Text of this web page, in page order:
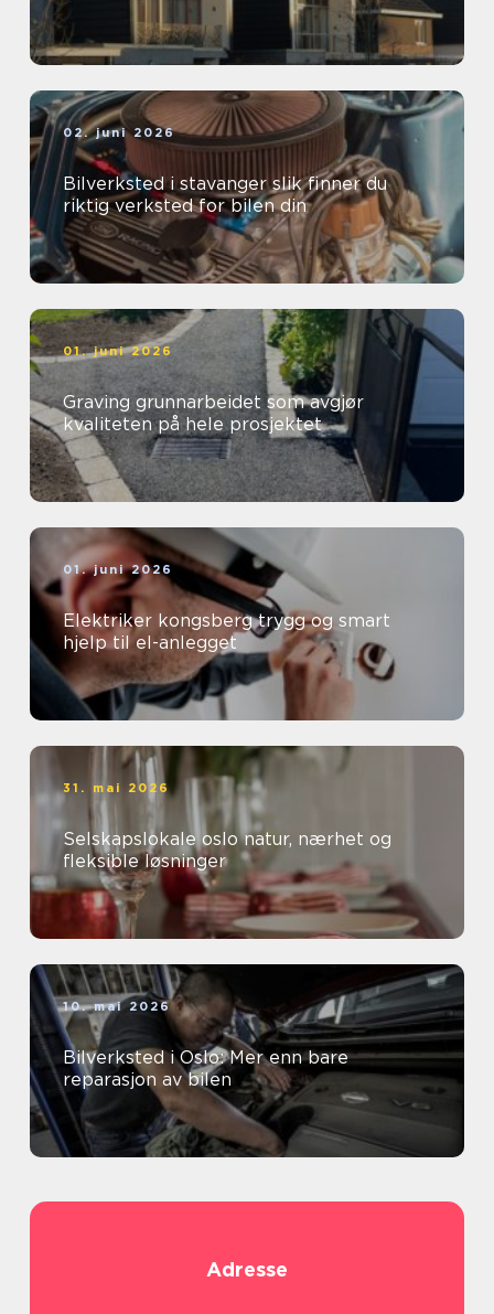
02. juni 2026
Bilverksted i stavanger slik finner du
riktig verksted for bilen din
01. juni 2026
Graving grunnarbeidet som avgjør
kvaliteten på hele prosjektet
01. juni 2026
Elektriker kongsberg trygg og smart
hjelp til el-anlegget
31. mai 2026
Selskapslokale oslo natur, nærhet og
fleksible løsninger
10. mai 2026
Bilverksted i Oslo: Mer enn bare
reparasjon av bilen
Adresse